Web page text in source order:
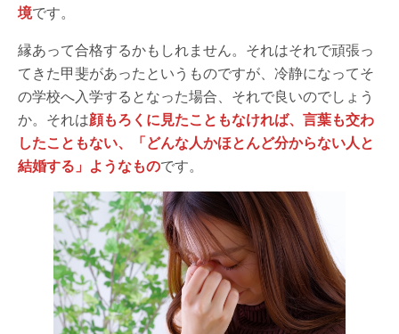
境です。
縁あって合格するかもしれません。それはそれで頑張っ
てきた甲斐があったというものですが、冷静になってそ
の学校へ入学するとなった場合、それで良いのでしょう
か。それは顔もろくに見たこともなければ、言葉も交わ
したこともない、「どんな人かほとんど分からない人と
結婚する」ようなものです。